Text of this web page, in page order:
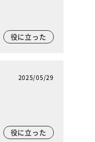
役に立った
2025/05/29
役に立った